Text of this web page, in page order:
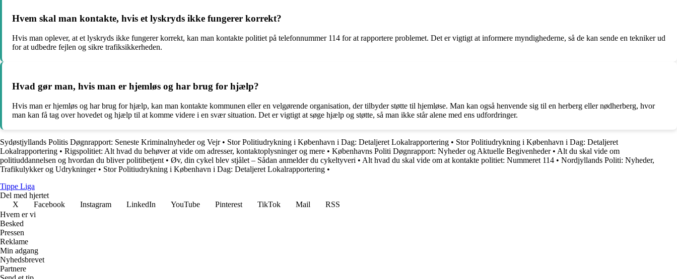
Hvem skal man kontakte, hvis et lyskryds ikke fungerer korrekt?
Hvis man oplever, at et lyskryds ikke fungerer korrekt, kan man kontakte politiet på telefonnummer 114 for at rapportere problemet. Det er vigtigt at informere myndighederne, så de kan sende en tekniker ud
for at udbedre fejlen og sikre trafiksikkerheden.
Hvad gør man, hvis man er hjemløs og har brug for hjælp?
Hvis man er hjemløs og har brug for hjælp, kan man kontakte kommunen eller en velgørende organisation, der tilbyder støtte til hjemløse. Man kan også henvende sig til en herberg eller nødherberg, hvor
man kan få tag over hovedet og hjælp til at komme videre i en svær situation. Det er vigtigt at søge hjælp og støtte, så man ikke står alene med ens udfordringer.
Sydøstjyllands Politis Døgnrapport: Seneste Kriminalnyheder og Vejr• Stor Politiudrykning i København i Dag: Detaljeret Lokalrapportering • Stor Politiudrykning i København i Dag: Detaljeret
Lokalrapportering • Rigspolitiet: Alt hvad du behøver at vide om adresser, kontaktoplysninger og mere • Københavns Politi Døgnrapport: Nyheder og Aktuelle Begivenheder• Alt du skal vide om
politiuddannelsen og hvordan du bliver politibetjent • Øv, din cykel blev stjålet – Sådan anmelder du cykeltyveri • Alt hvad du skal vide om at kontakte politiet: Nummeret 114 • Nordjyllands Politi: Nyheder,
Trafikulykker og Udrykninger• Stor Politiudrykning i København i Dag: Detaljeret Lokalrapportering •
Tippe Liga
Del med hjertet
X
Facebook Instagram LinkedIn YouTube Pinterest TikTok Mail
RSS
Hvem er vi
Besked
Pressen
Reklame
Min adgang
Nyhedsbrevet
Partnere